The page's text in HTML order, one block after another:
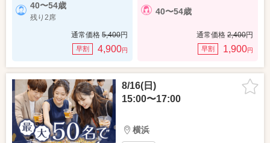
40〜54歳
残り2席
通常価格 5,400円
早割 4,900円
40〜54歳
通常価格 2,400円
早割 1,900円
8/16(日)
15:00〜17:00
横浜